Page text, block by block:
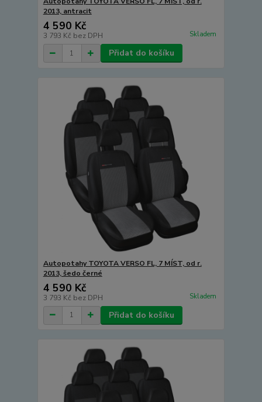
2013, antracit
4 590 Kč
3 793 Kč bez DPH Skladem
Přidat do košíku
Autopotahy TOYOTA VERSO FL, 7 MÍST, od r.
2013, šedo černé
4 590 Kč
3 793 Kč bez DPH Skladem
Přidat do košíku